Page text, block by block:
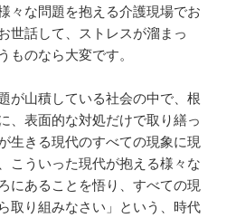
々な問題を抱える介護現場でお
世話して、ストレスが溜まっ
ものなら大変です。
が山積している社会の中で、根
、表面的な対処だけで取り繕っ
生きる現代のすべての現象に現
こういった現代が抱える様々な
にあることを悟り、すべての現
取り組みなさい」という、時代